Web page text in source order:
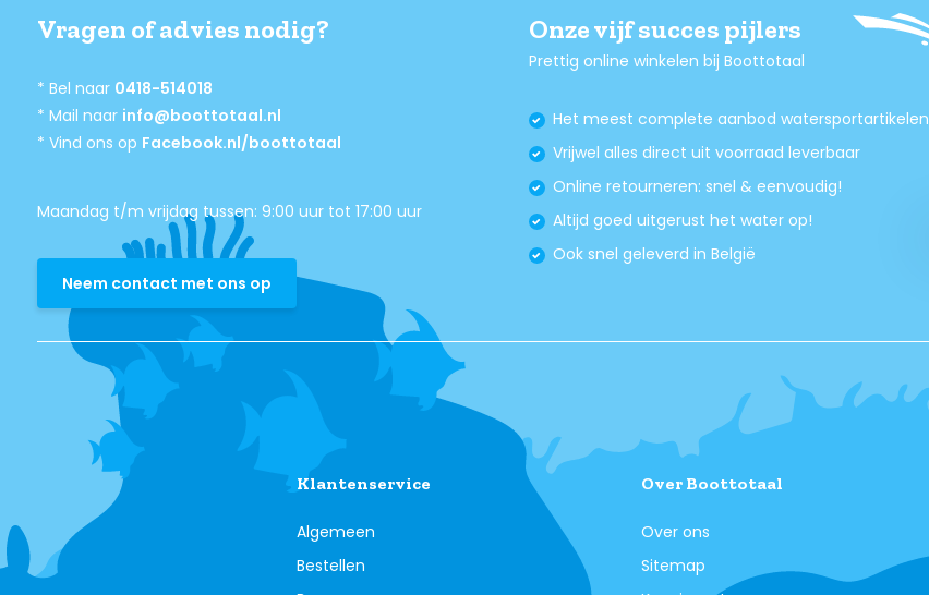
Vragen of advies nodig?
* Bel naar 0418-514018
* Mail naar info@boottotaal.nl
* Vind ons op Facebook.nl/boottotaal
Maandag t/m vrijdag tussen: 9:00 uur tot 17:00 uur
Neem contact met ons op
Onze vijf succes pijlers
Prettig online winkelen bij Boottotaal
Het meest complete aanbod watersportartikelen
Vrijwel alles direct uit voorraad leverbaar
Online retourneren: snel & eenvoudig!
Altijd goed uitgerust het water op!
Ook snel geleverd in België
Klantenservice
Algemeen
Bestellen
Over Boottotaal
Over ons
Sitemap